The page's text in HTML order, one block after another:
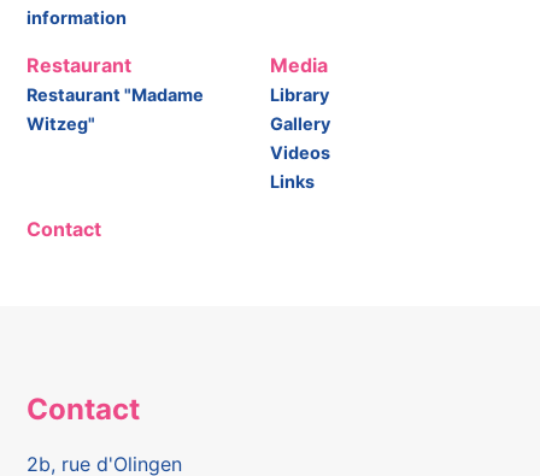
information
Restaurant
Restaurant "Madame
Witzeg"
Media
Library
Gallery
Videos
Links
Contact
Contact
2b, rue d'Olingen